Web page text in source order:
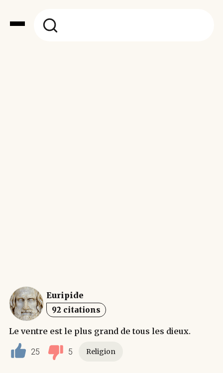
Euripide
92 citations
Le ventre est le plus grand de tous les dieux.
25 5 Religion